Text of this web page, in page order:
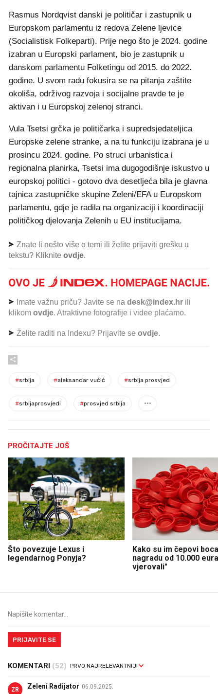
Rasmus Nordqvist danski je političar i zastupnik u
Europskom parlamentu iz redova Zelene ljevice
(Socialistisk Folkeparti). Prije nego što je 2024. godine
izabran u Europski parlament, bio je zastupnik u
danskom parlamentu Folketingu od 2015. do 2022.
godine. U svom radu fokusira se na pitanja zaštite
okoliša, održivog razvoja i socijalne pravde te je
aktivan i u Europskoj zelenoj stranci.
Vula Tsetsi grčka je političarka i supredsjedateljica
Europske zelene stranke, a na tu funkciju izabrana je u
prosincu 2024. godine. Po struci urbanistica i
regionalna planirka, Tsetsi ima dugogodišnje iskustvo u
europskoj politici - gotovo dva desetljeća bila je glavna
tajnica zastupničke skupine Zeleni/EFA u Europskom
parlamentu, gdje je radila na organizaciji i koordinaciji
političkog djelovanja Zelenih u EU institucijama.
Znate li nešto više o temi ili želite prijaviti grešku u
tekstu? Kliknite
ovdje
Imate važnu priču? Javite se na desk@index.hr
ili
klikom
ovdje . Atraktivne fotografije i videe plaćamo.
Želite raditi na Indexu? Prijavite se ovdje
PROČITAJTE JOŠ
Što povezuje Lexus i
legendarnog Ponyja?
Kako su im čepovi
nagradu od 10.000
vjerovali"
KOMENTARI (52)
ZR